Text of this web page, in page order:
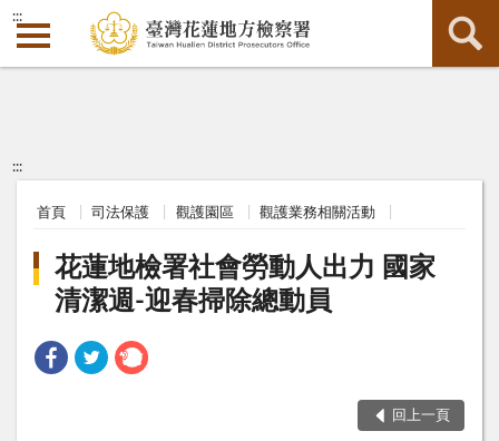
:::
:::
首頁 司法保護 觀護園區 觀護業務相關活動
花蓮地檢署社會勞動人出力 國家
清潔週-迎春掃除總動員
回上一頁